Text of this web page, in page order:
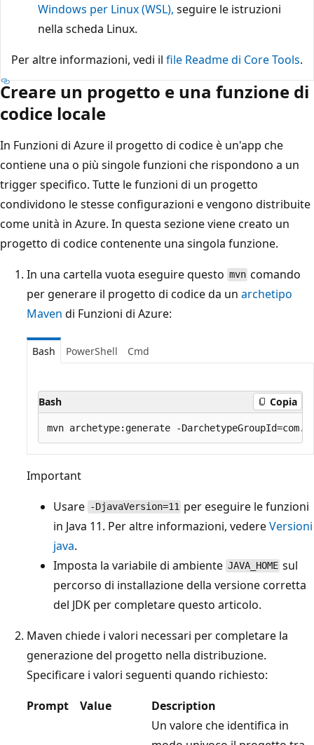
Windows per Linux (WSL), seguire le istruzioni
nella scheda Linux.
Per altre informazioni, vedi il file Readme di Core Tools.
Creare un progetto e una funzione di
codice locale
In Funzioni di Azure il progetto di codice è un'app che
contiene una o più singole funzioni che rispondono a un
trigger specifico. Tutte le funzioni di un progetto
condividono le stesse configurazioni e vengono distribuite
come unità in Azure. In questa sezione viene creato un
progetto di codice contenente una singola funzione.
In una cartella vuota eseguire questo mvn comando
per generare il progetto di codice da un archetipo
Maven di Funzioni di Azure:
Bash PowerShell Cmd
Bash Copia
Important
Usare -DjavaVersion=11 per eseguire le funzioni
in Java 11. Per altre informazioni, vedereVersioni
java.
Imposta la variabile di ambiente JAVA_HOME sul
percorso di installazione della versione corretta
del JDK per completare questo articolo.
Maven chiede i valori necessari per completare la
generazione del progetto nella distribuzione.
Specificare i valori seguenti quando richiesto:
Prompt
Value
Description
Un valore che identifica in